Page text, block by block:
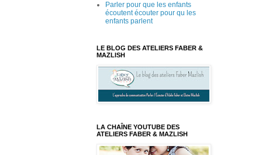
Parler pour que les enfants
écoutent écouter pour qu les
enfants parlent
LE BLOG DES ATELIERS FABER &
MAZLISH
LA CHAÎNE YOUTUBE DES
ATELIERS FABER & MAZLISH